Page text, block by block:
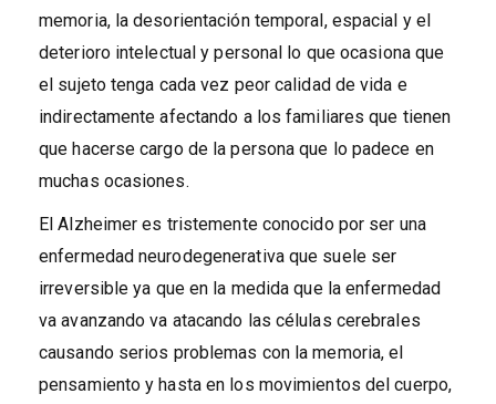
memoria, la desorientación temporal, espacial y el
deterioro intelectual y personal lo que ocasiona que
el sujeto tenga cada vez peor calidad de vida e
indirectamente afectando a los familiares que tienen
que hacerse cargo de la persona que lo padece en
muchas ocasiones.
El Alzheimer es tristemente conocido por ser una
enfermedad neurodegenerativa que suele ser
irreversible ya que en la medida que la enfermedad
va avanzando va atacando las células cerebrales
causando serios problemas con la memoria, el
pensamiento y hasta en los movimientos del cuerpo,